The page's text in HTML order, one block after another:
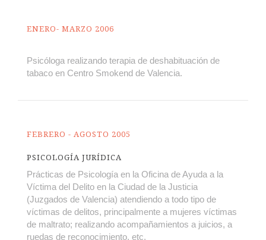
ENERO- MARZO 2006
Psicóloga realizando terapia de deshabituación de
tabaco en Centro Smokend de Valencia.
FEBRERO - AGOSTO 2005
PSICOLOGÍA JURÍDICA
Prácticas de Psicología en la Oficina de Ayuda a la
Víctima del Delito en la Ciudad de la Justicia
(Juzgados de Valencia) atendiendo a todo tipo de
víctimas de delitos, principalmente a mujeres víctimas
de maltrato; realizando acompañamientos a juicios, a
ruedas de reconocimiento, etc.